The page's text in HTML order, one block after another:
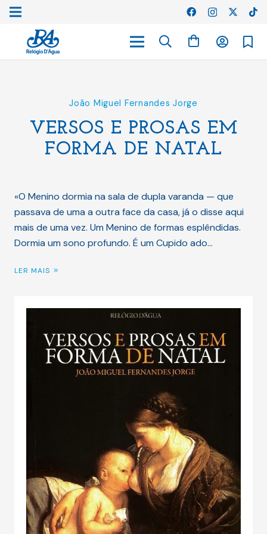
João Miguel Fernandes Jorge
VERSOS E PROSAS EM
FORMA DE NATAL
«O Menino dormia na sala de dupla varanda — que
passava de uma a outra face da casa, já o disse aqui
mais de uma vez. Um Menino de formas esplêndidas.
Dormia um sono profundo. É um Cupido ado…
LER MAIS